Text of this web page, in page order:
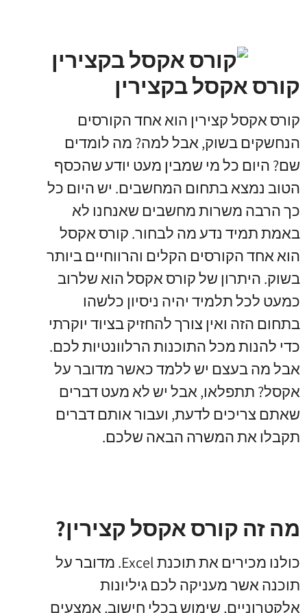
קורס אקסל בקצירין
קורס אקסל קצירין הוא אחד הקורסים
הנחשקים בשוק, אבל למה? מה לומדים
שם? היום כל מי שמבין מעט יודע שהכסף
הטוב נמצא בתחום המחשבים. יש היום כל
כך הרבה משרות מחשבים שאנחנו לא
באמת תמיד נדע מה לבחור. קורס אקסל
הוא אחד הקורסים הקלים והרווחיים ביותר
בשוק. היתרון של קורס אקסל הוא שלרוב
כמעט לכל תלמיד יהיה ניסיון כלשהו
בתחום הזה ואין צורך להחזיק בציוד יוקרתי
כדי להנות מכל התוכנות הרלוונטיות לכם.
אבל מה בעצם יש ללמד כאשר מדובר על
אקסל? תתפלאו, אבל יש לא מעט דברים
שאתם צריכים לדעת, ועבור אותם דברים
תקבלו את המשרה הבאה שלכם.
מה זה קורס אקסל קצירין?
כולנו מכירים את תוכנת Excel. מדובר על
תוכנה אשר מעניקה לכם גיליונות
אלקטרוניים, שימוש בכלי חישוב, אמצעים